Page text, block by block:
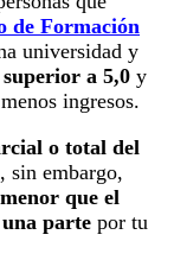
de Formación
universidad y
a 5,0 y
ingresos.
o total del
sin embargo,
menor que el
parte por tu